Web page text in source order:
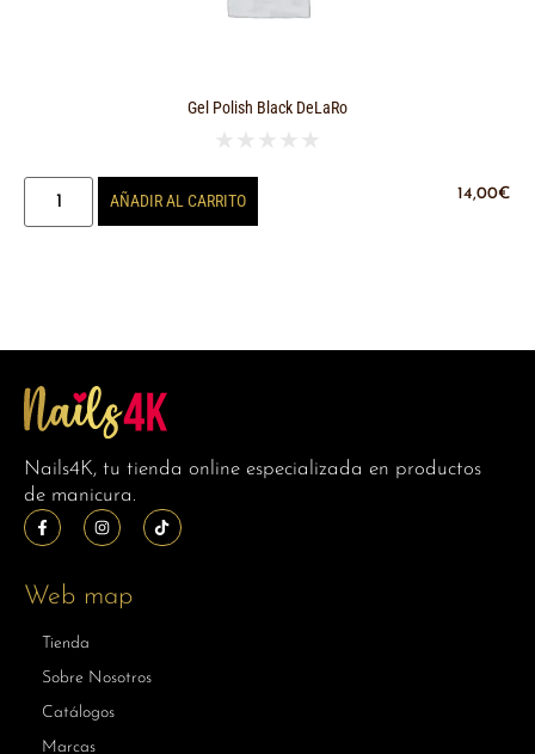
Gel Polish Black DeLaRo
★ ★ ★ ★ ★
14,00€
AÑADIR AL CARRITO
Nails4K, tu tienda online especializada en productos
de manicura.
Web map
Tienda
Sobre Nosotros
Catálogos
Marcas